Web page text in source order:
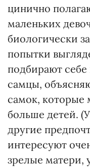
цинично
маленьких
биологически
попытки
подбирают себе
самцы,
самок, которые
больше детей.
другие
интересуют
зрелые матери,